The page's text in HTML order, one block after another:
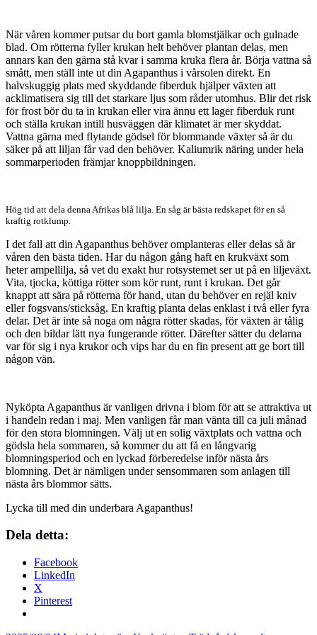
När våren kommer putsar du bort gamla blomstjälkar och gulnade
blad. Om rötterna fyller krukan helt behöver plantan delas, men
annars kan den gärna stå kvar i samma kruka flera år. Börja vattna så
smått, men ställ inte ut din Agapanthus i vårsolen direkt. En
halvskuggig plats med skyddande fiberduk hjälper växten att
acklimatisera sig till det starkare ljus som råder utomhus. Blir det risk
för frost bör du ta in krukan eller vira ännu ett lager fiberduk runt
och ställa krukan intill husväggen där klimatet är mer skyddat.
Vattna gärna med flytande gödsel för blommande växter så är du
säker på att liljan får vad den behöver. Kaliumrik näring under hela
sommarperioden främjar knoppbildningen.
Hög tid att dela denna Afrikas blå lilja. En såg är bästa redskapet för en så
kraftig rotklump.
I det fall att din Agapanthus behöver omplanteras eller delas så är
våren den bästa tiden. Har du någon gång haft en krukväxt som
heter ampellilja, så vet du exakt hur rotsystemet ser ut på en liljeväxt.
Vita, tjocka, köttiga rötter som kör runt, runt i krukan. Det går
knappt att sära på rötterna för hand, utan du behöver en rejäl kniv
eller fogsvans/sticksåg. En kraftig planta delas enklast i två eller fyra
delar. Det är inte så noga om några rötter skadas, för växten är tålig
och den bildar lätt nya fungerande rötter. Därefter sätter du delarna
var för sig i nya krukor och vips har du en fin present att ge bort till
någon vän.
Nyköpta Agapanthus är vanligen drivna i blom för att se attraktiva ut
i handeln redan i maj. Men vanligen får man vänta till ca juli månad
för den stora blomningen. Välj ut en solig växtplats och vattna och
gödsla hela sommaren, så kommer du att få en långvarig
blomningsperiod och en lyckad förberedelse inför nästa års
blomning. Det är nämligen under sensommaren som anlagen till
nästa års blommor sätts.
Lycka till med din underbara Agapanthus!
Dela detta:
Facebook
LinkedIn
X
Pinterest